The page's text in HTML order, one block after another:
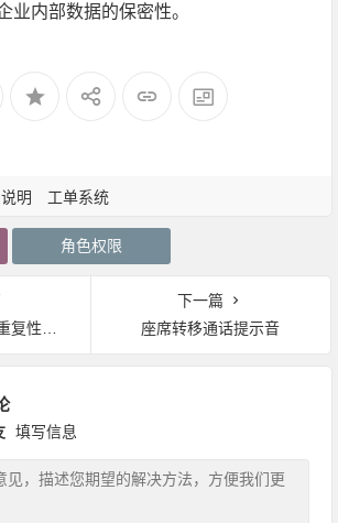
业内部数据的保密性。
明 工单系统
角色权限
检查
下一篇
座席转移通话提示音
填写信息